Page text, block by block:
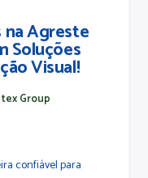
na Agreste
Soluções
Visual!
Group
confiável para